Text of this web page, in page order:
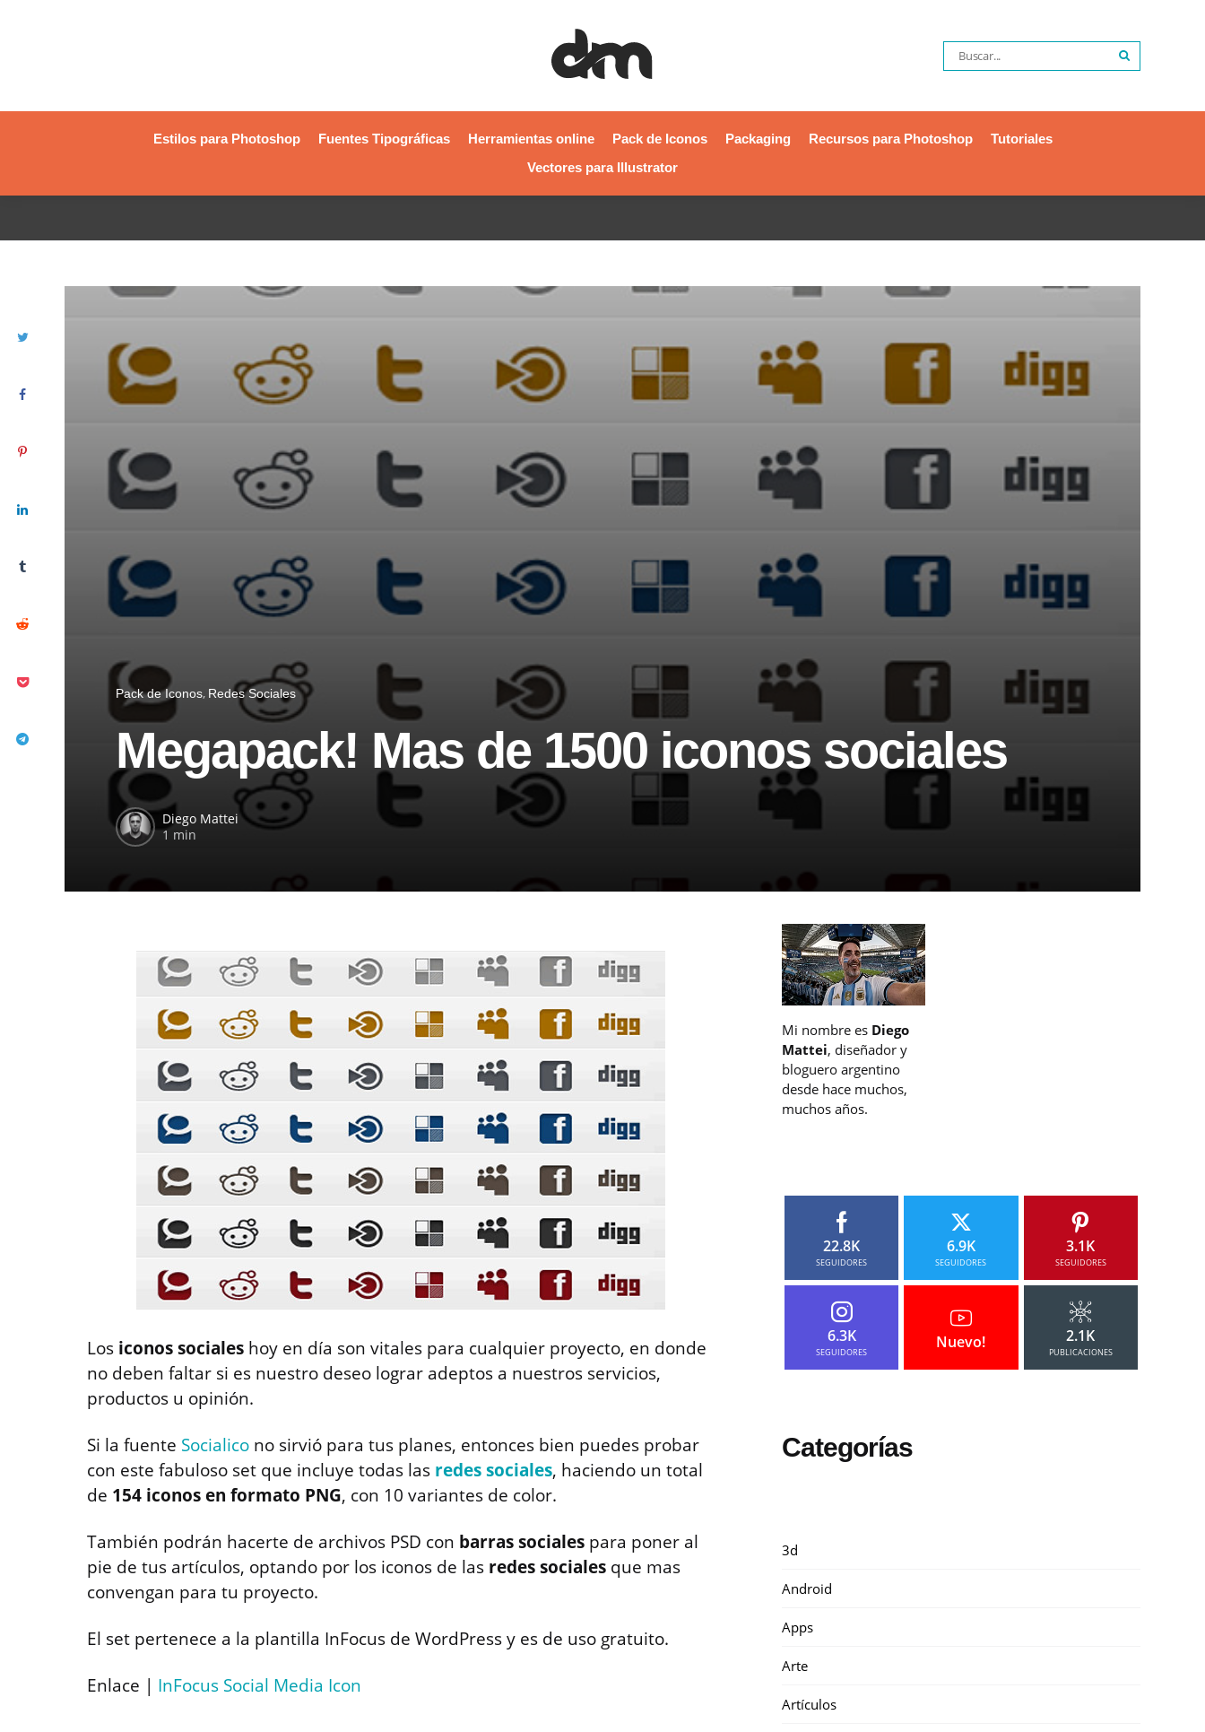
Estilos para Photoshop Fuentes Tipográficas Herramientas online Pack de Iconos Packaging Recursos para Photoshop
Tutoriales
Vectores para Illustrator
Pack de Iconos Redes Sociales
Megapack! Mas de 1500 iconos sociales
Diego Mattei
1 min
Los iconos sociales hoy en día son vitales para cualquier proyecto, en donde
no deben faltar si es nuestro deseo lograr adeptos a nuestros servicios,
productos u opinión.
Si la fuente Socialico no sirvió para tus planes, entonces bien puedes probar
con este fabuloso set que incluye todas las redes sociales, haciendo un total
de 154 iconos en formato PNG, con 10 variantes de color.
También podrán hacerte de archivos PSD con barras sociales para poner al
pie de tus artículos, optando por los iconos de las redes sociales que mas
convengan para tu proyecto.
El set pertenece a la plantilla InFocus de WordPress y es de uso gratuito.
Enlace | InFocus Social Media Icon
Mi nombre es Diego
Mattei, diseñador y
bloguero argentino
desde hace muchos,
muchos años.
22.8K
SEGUIDORES
6.9K
SEGUIDORES
3.1K
SEGUIDORES
6.3K
SEGUIDORES
Nuevo! 2.1K
PUBLICACIONES
Categorías
3d
Android
Apps
Arte
Artículos